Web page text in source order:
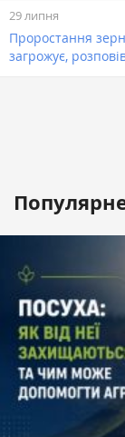
29 липня
Проростання
загрожує,